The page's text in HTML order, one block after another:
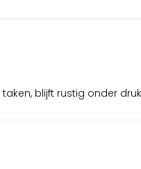
blijft rustig onder